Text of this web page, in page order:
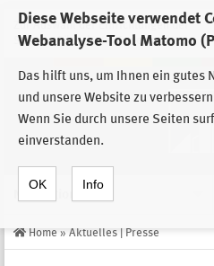
Diese Webseite verwendet
Webanalyse-Tool Matomo
Das hilft uns, um Ihnen ein gutes
und unsere Website zu
Wenn Sie durch unsere Seiten
einverstanden.
OK Info
Zur Auswahl der Einrichtungen der
Stiftung Sächsische Gedenkstätten
Home » Aktuelles | Presse